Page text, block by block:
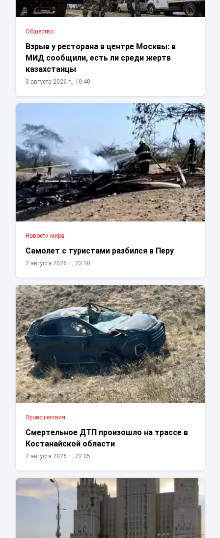
Общество
Взрыв у ресторана в центре Москвы: в
МИД сообщили, есть ли среди жертв
казахстанцы
3 августа 2026 г., 10:40
Новости мира
Самолет с туристами разбился в Перу
2 августа 2026 г., 23:10
Проиcшествия
Смертельное ДТП произошло на трассе в
Костанайской области
2 августа 2026 г., 22:05